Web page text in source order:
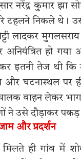
नरेंद्र कुमार झा
टहलने निकले थे।
लादकर
हो गया
इतनी तेज थी
और घटनास्थल पर
वाहन लेकर
ने उसे दौड़ाकर पकड़
और प्रदर्शन
मिलते ही गांव में